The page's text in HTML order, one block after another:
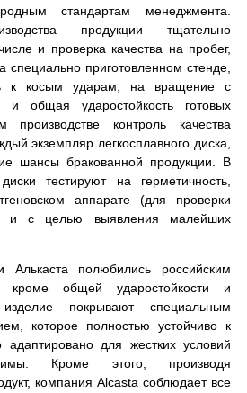
стандартам менеджмента.
продукции тщательно
и проверка качества на пробег,
специально приготовленном стенде,
к косым ударам, на вращение с
и общая ударостойкость готовых
контроль качества
экземпляр легкосплавного диска,
шансы бракованной продукции. В
тестируют на герметичность,
аппарате (для проверки
и с целью выявления малейших
Алькаста полюбились российским
кроме общей ударостойкости и
покрывают специальным
которое полностью устойчиво к
адаптировано для жестких условий
Кроме этого, производя
компания Alcasta соблюдает все